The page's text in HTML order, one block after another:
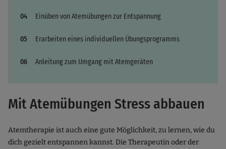
Einüben von Atemübungen zur Entspannung
Erarbeiten eines individuellen Übungsprogramms
Anleitung zum Umgang mit Atemgeräten
Mit Atemübungen Stress abbauen
Atemtherapie ist auch eine gute Möglichkeit, zu lernen, wie du
dich gezielt entspannen kannst. Die Therapeutin oder der